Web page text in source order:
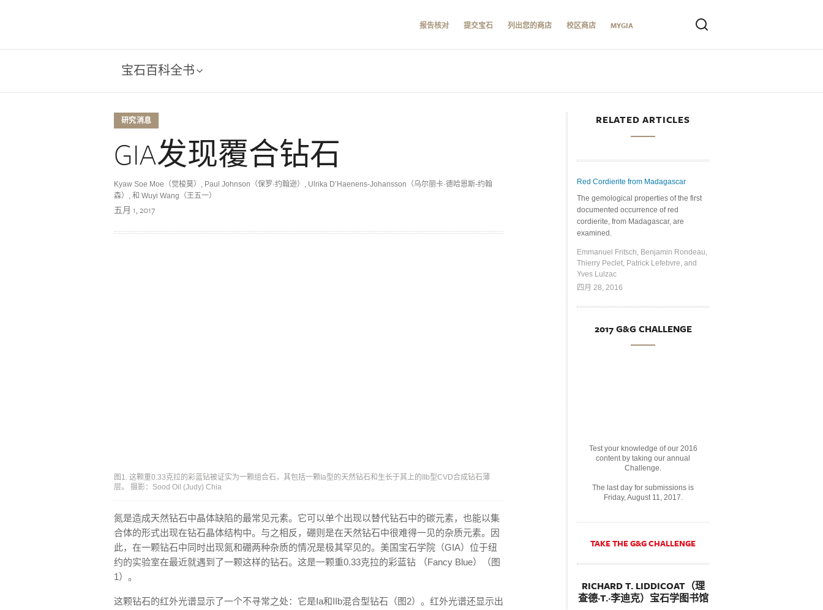
报告核对 提交宝石 列出您的商店 校区商店 MYGIA
宝石百科全书
研究消息
GIA发现覆合钻石
Kyaw Soe Moe（觉梭莫）, Paul Johnson（保罗·约翰逊）, Ulrika D’Haenens-Johansson（乌尔丽卡·德哈恩斯-约翰
森）, 和 Wuyi Wang（王五一）
五月 1, 2017
图1. 这颗重0.33克拉的彩蓝钻被证实为一颗组合石，其包括一颗Ia型的天然钻石和生长于其上的IIb型CVD合成钻石薄
层。 摄影：Sood Oil (Judy) Chia
氮是造成天然钻石中晶体缺陷的最常见元素。它可以单个出现以替代钻石中的碳元素，也能以集
合体的形式出现在钻石晶体结构中。与之相反，硼则是在天然钻石中很难得一见的杂质元素。因
此，在一颗钻石中同时出现氮和硼两种杂质的情况是极其罕见的。美国宝石学院（GIA）位于纽
约的实验室在最近就遇到了一颗这样的钻石。这是一颗重0.33克拉的彩蓝钻 （Fancy Blue）（图
1）。
这颗钻石的红外光谱显示了一个不寻常之处：它是Ia和IIb混合型钻石（图2）。红外光谱还显示出
RELATED ARTICLES
Red Cordierite from Madagascar
The gemological properties of the first
documented occurrence of red
cordierite, from Madagascar, are
examined.
Emmanuel Fritsch, Benjamin Rondeau,
Thierry Peclet, Patrick Lefebvre, and
Yves Lulzac
四月 28, 2016
2017 G&G CHALLENGE
Test your knowledge of our 2016
content by taking our annual
Challenge.
The last day for submissions is
Friday, August 11, 2017.
TAKE THE G&G CHALLENGE
RICHARD T. LIDDICOAT（理
查德·T.·李迪克）宝石学图书馆